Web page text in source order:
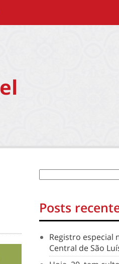
Posts
Registro especial
Central de São